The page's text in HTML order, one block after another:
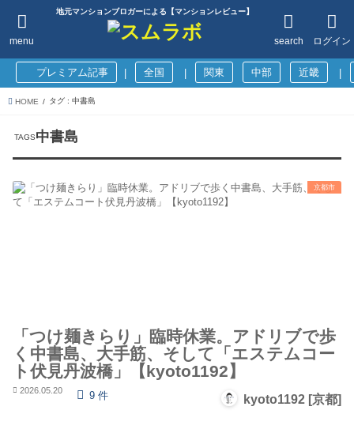
地元マンションブロガーによる【マンションレビュー】
ログイン
search
menu
プレミアム記事 全国 関東 中部 近畿
HOME タグ : 中書島
中書島
京都市
「つけ麺きらり」臨時休業。アドリブで歩
く中書島、大手筋、そして「エステムコー
ト伏見丹波橋」【kyoto1192】
2026.05.20 9 件 kyoto1192 [京都]